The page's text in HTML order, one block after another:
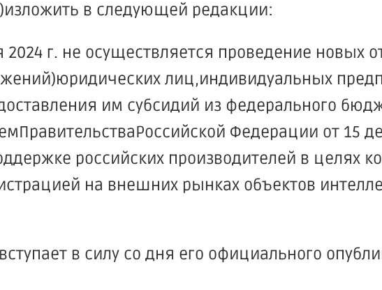
в следующей редакции:
2024 г. не осуществляется проведение новых
лиц,индивидуальных
им субсидий из федерального
Федерации от 15
российских производителей в целях
на внешних рынках объектов
в силу со дня его официального